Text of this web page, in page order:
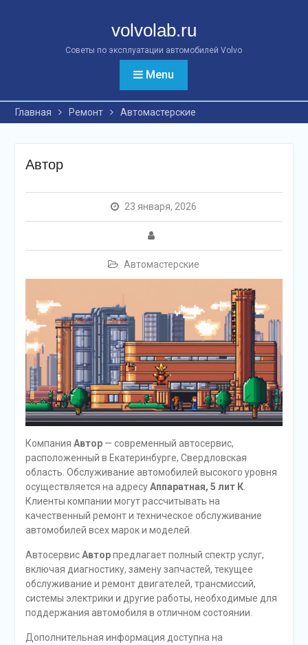
volvolab.ru
Советы по эксплуатации автомобилей Volvo
Menu
Главная Ремонт Автомастерские
Автор
23 января, 2026
Автомастерские
Компания Автор— современный автосервис,
расположенный в Екатеринбурге, Свердловская
область. Обслуживание автомобилей высокого уровня
осуществляется на адресуАппаратная, 5 лит К.
Клиенты компании могут рассчитывать на
качественный ремонт и техническое обслуживание
автомобилей всех марок и моделей.
АвтосервисАвторпредлагает полный спектр услуг,
включая диагностику, замену запчастей, текущее
обслуживание и ремонт двигателей, трансмиссий,
системы электрики и другие работы, необходимые для
поддержания автомобиля в отличном состоянии.
Дополнительная информация доступна на